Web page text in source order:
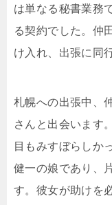
は単なる秘書業務
る契約でした。仲
け入れ、出張に同
札幌への出張中、
さんと出会います
目もみすぼらしか
健一の娘であり、
す。彼女が助けを